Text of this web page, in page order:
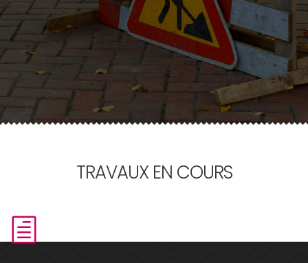
TRAVAUX EN COURS